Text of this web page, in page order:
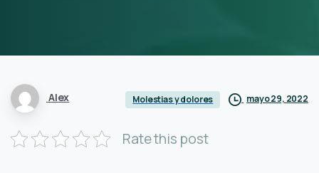
Alex Molestias y dolores mayo 29, 2022
Rate this post